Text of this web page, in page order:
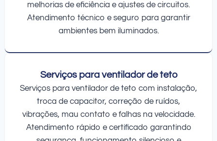
melhorias de eficiência e ajustes de circuitos.
Atendimento técnico e seguro para garantir
ambientes bem iluminados.
Serviços para ventilador de teto
Serviços para ventilador de teto com instalação,
troca de capacitor, correção de ruídos,
vibrações, mau contato e falhas na velocidade.
Atendimento rápido e certificado garantindo